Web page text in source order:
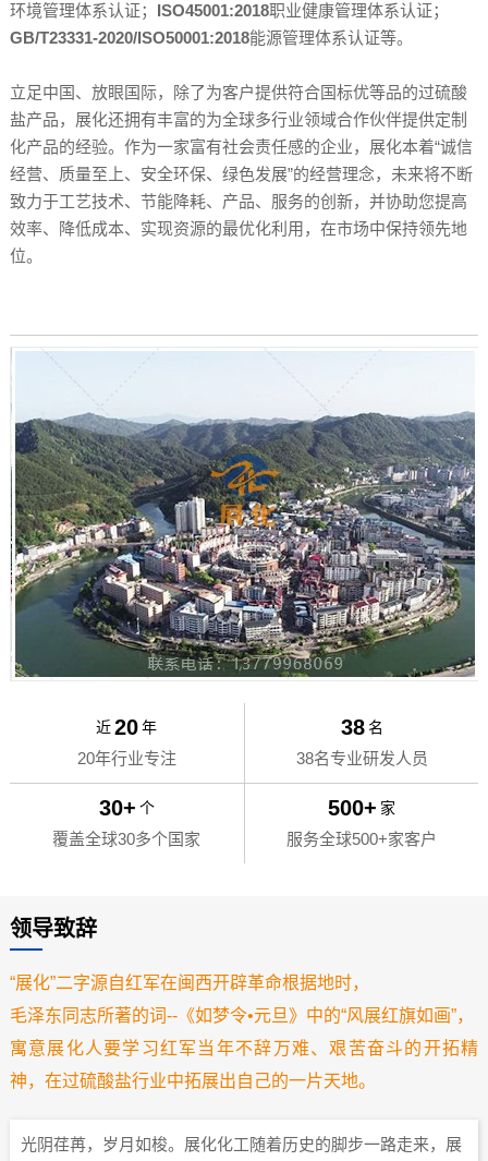
环境管理体系认证； ISO45001:2018职业健康管理体系认证；
GB/T23331-2020/ISO50001:2018能源管理体系认证等。
立足中国、放眼国际，除了为客户提供符合国标优等品的过硫酸
盐产品，展化还拥有丰富的为全球多行业领域合作伙伴提供定制
化产品的经验。作为一家富有社会责任感的企业，展化本着“诚信
经营、质量至上、安全环保、绿色发展”的经营理念，未来将不断
致力于工艺技术、节能降耗、产品、服务的创新，并协助您提高
效率、降低成本、实现资源的最优化利用，在市场中保持领先地
位。
近 20 年
20年行业专注
38 名
38名专业研发人员
30+ 个
覆盖全球30多个国家
500+ 家
服务全球500+家客户
领导致辞
“展化”二字源自红军在闽西开辟革命根据地时，
毛泽东同志所著的词--《如梦令•元旦》中的“风展红旗如画”，
寓意展化人要学习红军当年不辞万难、艰苦奋斗的开拓精
神，在过硫酸盐行业中拓展出自己的一片天地。
光阴荏苒，岁月如梭。展化化工随着历史的脚步一路走来，展